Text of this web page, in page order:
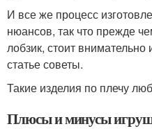
И все же процесс
нюансов, так что прежде
лобзик, стоит
статье советы.
Такие изделия по плечу
Плюсы и минусы